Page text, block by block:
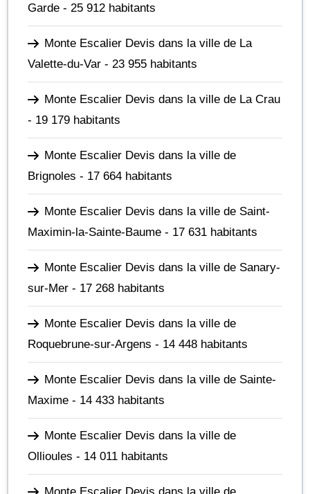
Garde - 25 912 habitants
Monte Escalier Devis dans la ville de La
Valette-du-Var - 23 955 habitants
Monte Escalier Devis dans la ville de La Crau
- 19 179 habitants
Monte Escalier Devis dans la ville de
Brignoles - 17 664 habitants
Monte Escalier Devis dans la ville de Saint-
Maximin-la-Sainte-Baume - 17 631 habitants
Monte Escalier Devis dans la ville de Sanary-
sur-Mer - 17 268 habitants
Monte Escalier Devis dans la ville de
Roquebrune-sur-Argens - 14 448 habitants
Monte Escalier Devis dans la ville de Sainte-
Maxime - 14 433 habitants
Monte Escalier Devis dans la ville de
Ollioules - 14 011 habitants
Monte Escalier Devis dans la ville de